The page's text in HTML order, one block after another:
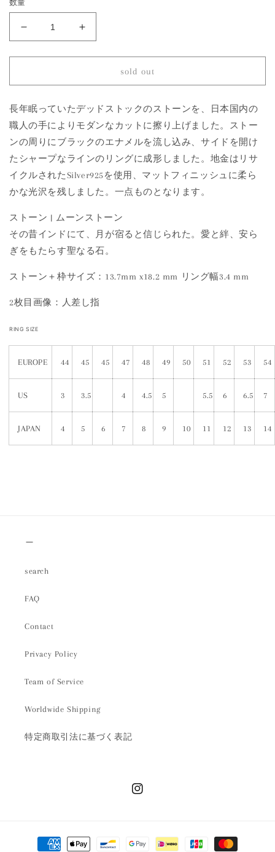
数量
Moon
Stone
Mibu
Ring
の
数
量
減
ら
す
1823
Moon
Stone
Mibu
Ring
の
数
量
増
や
す
sold out
長年眠っていたデッドストックのストーンを、日本国内の
職人の手によりモダンなカットに擦り上げました。ストー
ンの周りにブラックのエナメルを流し込み、サイドを開け
たシャープなラインのリングに成形しました。地金はリサ
イクルされたSilver925を使用、マットフィニッシュに柔ら
かな光沢を残しました。一点ものとなります。
ストーン | ムーンストーン
その昔インドにて、月が宿ると信じられた。愛と絆、安ら
ぎをもたらす聖なる石。
ストーン＋枠サイズ：13.7mm x18.2 mm リング幅3.4 mm
2枚目画像：人差し指
RING SIZE
EUROPE 44 45 45 47 48 49 50 51 52 53 54
US 3 3.5 4 4.5 5 5.5 6 6.5 7
JAPAN 4 5 6 7 8 9 10 11 12 13 14
＿
search
FAQ
Contact
Privacy Policy
Team of Service
Worldwide Shipping
特定商取引法に基づく表記
Instagram